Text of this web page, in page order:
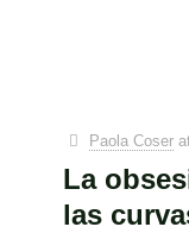
Paola Coser
La
las